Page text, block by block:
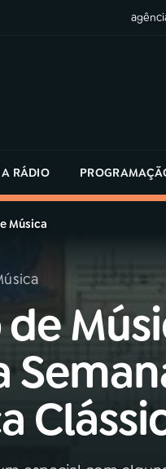
A RÁDIO
Música